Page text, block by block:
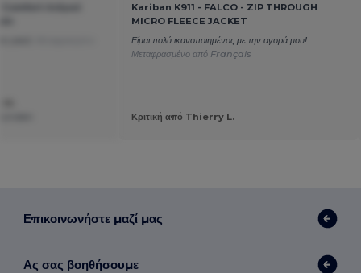
Kariban K911 - FALCO - ZIP THROUGH
MICRO FLEECE JACKET
Είμαι πολύ ικανοποιημένος με την αγορά μου!
Μεταφρασμένο από Français
Κριτική από Thierry L.
Επικοινωνήστε μαζί μας
Ας σας βοηθήσουμε